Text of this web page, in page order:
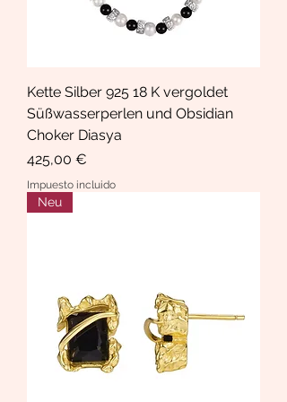
Kette Silber 925 18 K vergoldet
Süßwasserperlen und Obsidian
Choker Diasya
Precio
425,00 €
Impuesto incluido
Neu